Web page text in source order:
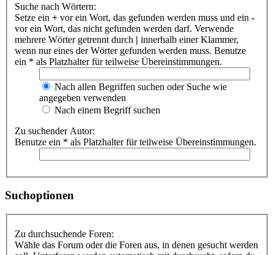
Suche nach Wörtern:
Setze ein + vor ein Wort, das gefunden werden muss und ein -
vor ein Wort, das nicht gefunden werden darf. Verwende
mehrere Wörter getrennt durch | innerhalb einer Klammer,
wenn nur eines der Wörter gefunden werden muss. Benutze
ein * als Platzhalter für teilweise Übereinstimmungen.
Nach allen Begriffen suchen oder Suche wie
angegeben verwenden
Nach einem Begriff suchen
Zu suchender Autor:
Benutze ein * als Platzhalter für teilweise Übereinstimmungen.
Suchoptionen
Zu durchsuchende Foren:
Wähle das Forum oder die Foren aus, in denen gesucht werden